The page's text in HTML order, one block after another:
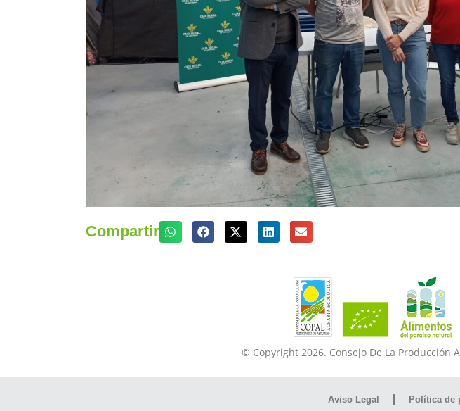
Compartir
© Copyright 2026. Consejo De La Producción
Aviso Legal Política de